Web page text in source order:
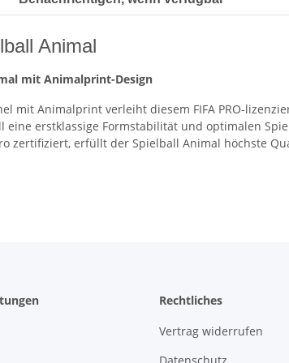
Animal
mit Animalprint-Design
mit Animalprint verleiht diesem FIFA PRO-
eine erstklassige Formstabilität und optimalen
zertifiziert, erfüllt der Spielball Animal höchste
Rechtliches
Vertrag widerrufen
Datenschutz